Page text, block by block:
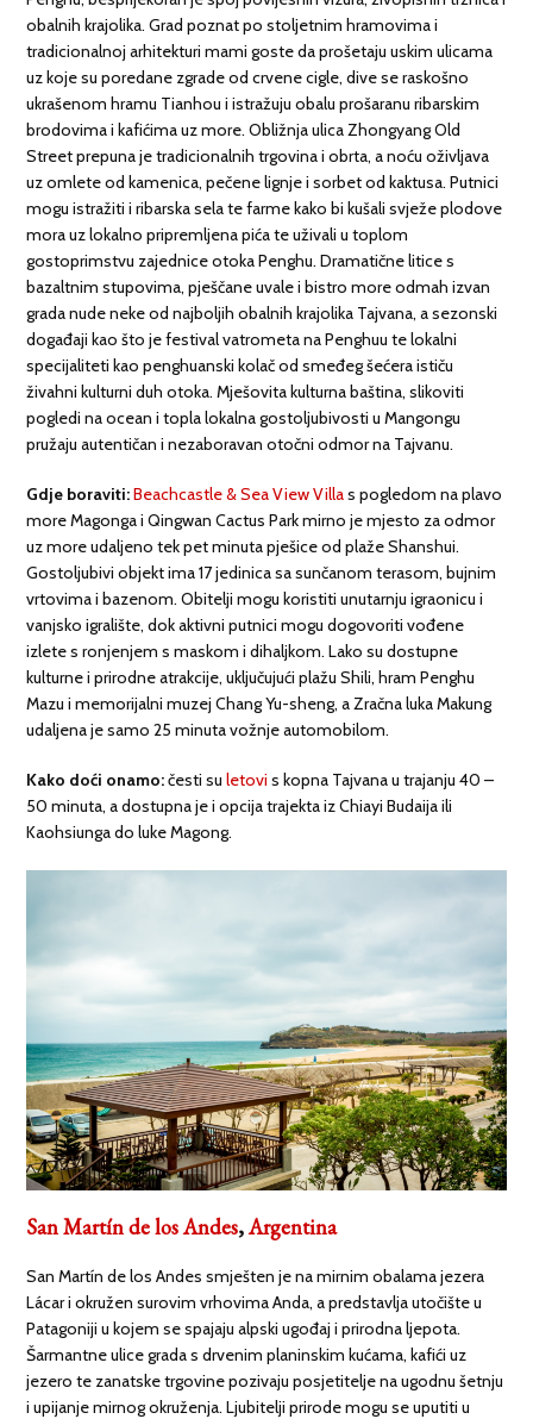
obalnih krajolika. Grad poznat po stoljetnim hramovima i
tradicionalnoj arhitekturi mami goste da prošetaju uskim ulicama
uz koje su poredane zgrade od crvene cigle, dive se raskošno
ukrašenom hramu Tianhou i istražuju obalu prošaranu ribarskim
brodovima i kafićima uz more. Obližnja ulica Zhongyang Old
Street prepuna je tradicionalnih trgovina i obrta, a noću oživljava
uz omlete od kamenica, pečene lignje i sorbet od kaktusa. Putnici
mogu istražiti i ribarska sela te farme kako bi kušali svježe plodove
mora uz lokalno pripremljena pića te uživali u toplom
gostoprimstvu zajednice otoka Penghu. Dramatične litice s
bazaltnim stupovima, pješčane uvale i bistro more odmah izvan
grada nude neke od najboljih obalnih krajolika Tajvana, a sezonski
događaji kao što je festival vatrometa na Penghuu te lokalni
specijaliteti kao penghuanski kolač od smeđeg šećera ističu
živahni kulturni duh otoka. Mješovita kulturna baština, slikoviti
pogledi na ocean i topla lokalna gostoljubivosti u Mangongu
pružaju autentičan i nezaboravan otočni odmor na Tajvanu.
Gdje boraviti:Beachcastle & Sea View Villas pogledom na plavo
more Magonga i Qingwan Cactus Park mirno je mjesto za odmor
uz more udaljeno tek pet minuta pješice od plaže Shanshui.
Gostoljubivi objekt ima 17 jedinica sa sunčanom terasom, bujnim
vrtovima i bazenom. Obitelji mogu koristiti unutarnju igraonicu i
vanjsko igralište, dok aktivni putnici mogu dogovoriti vođene
izlete s ronjenjem s maskom i dihaljkom. Lako su dostupne
kulturne i prirodne atrakcije, uključujući plažu Shili, hram Penghu
Mazu i memorijalni muzej Chang Yu-sheng, a Zračna luka Makung
udaljena je samo 25 minuta vožnje automobilom.
Kako doći onamo:česti suletovi s kopna Tajvana u trajanju 40 –
50 minuta, a dostupna je i opcija trajekta iz Chiayi Budaija ili
Kaohsiunga do luke Magong.
San Martín de los Andes,Argentina
San Martín de los Andes smješten je na mirnim obalama jezera
Lácar i okružen surovim vrhovima Anda, a predstavlja utočište u
Patagoniji u kojem se spajaju alpski ugođaj i prirodna ljepota.
Šarmantne ulice grada s drvenim planinskim kućama, kafići uz
jezero te zanatske trgovine pozivaju posjetitelje na ugodnu šetnju
i upijanje mirnog okruženja. Ljubitelji prirode mogu se uputiti u